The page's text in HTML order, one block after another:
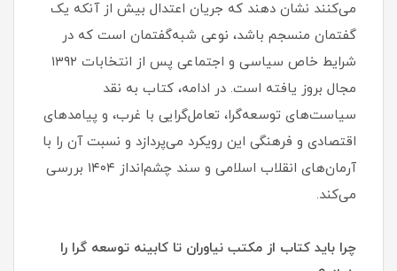
می‌کنند نشان دهند که جریان اعتدال بیش از آنکه یک
گفتمان منسجم باشد، نوعی شبه‌گفتمان است که در
شرایط خاص سیاسی و اجتماعی پس از انتخابات ۱۳۹۲
مجال بروز یافته است. در ادامه، کتاب به نقد
سیاست‌های توسعه‌گرا، تعامل‌گرایی با غرب، و پیامدهای
اقتصادی و فرهنگی این رویکرد می‌پردازد و نسبت آن را با
آرمان‌های انقلاب اسلامی و سند چشم‌انداز ۱۴۰۴ بررسی
می‌کند.
چرا باید کتاب از مکتب نیاوران تا کابینه توسعه گرا را